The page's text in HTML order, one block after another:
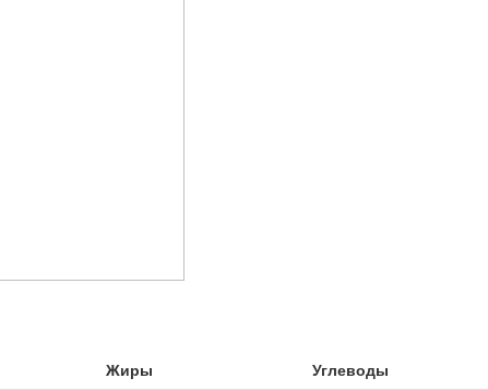
Жиры Углеводы